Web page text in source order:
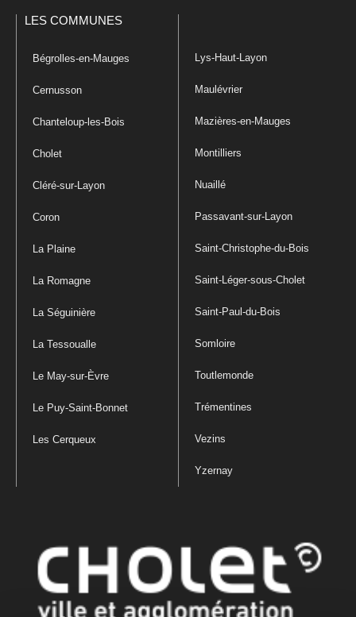
LES COMMUNES
Bégrolles-en-Mauges
Cernusson
Chanteloup-les-Bois
Cholet
Cléré-sur-Layon
Coron
La Plaine
La Romagne
La Séguinière
La Tessoualle
Le May-sur-Èvre
Le Puy-Saint-Bonnet
Les Cerqueux
Lys-Haut-Layon
Maulévrier
Mazières-en-Mauges
Montilliers
Nuaillé
Passavant-sur-Layon
Saint-Christophe-du-Bois
Saint-Léger-sous-Cholet
Saint-Paul-du-Bois
Somloire
Toutlemonde
Trémentines
Vezins
Yzernay